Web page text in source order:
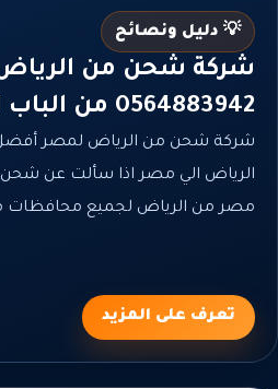
💡 دليل ونصائح
شركة شحن من
0564883942 من الباب للباب الى مصر
شركة شحن من الرياض لمصر
الرياض الي مصر اذا سألت عن شحن
مصر من الرياض لجميع
تعرف على المزيد